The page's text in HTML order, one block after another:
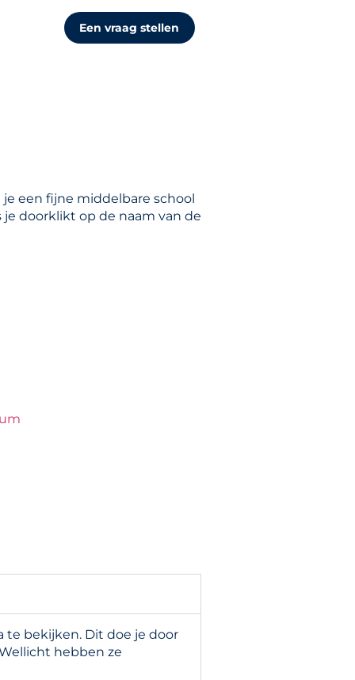
Een vraag stellen
een fijne middelbare school
doorklikt op de naam van de
te bekijken. Dit doe je door
hebben ze